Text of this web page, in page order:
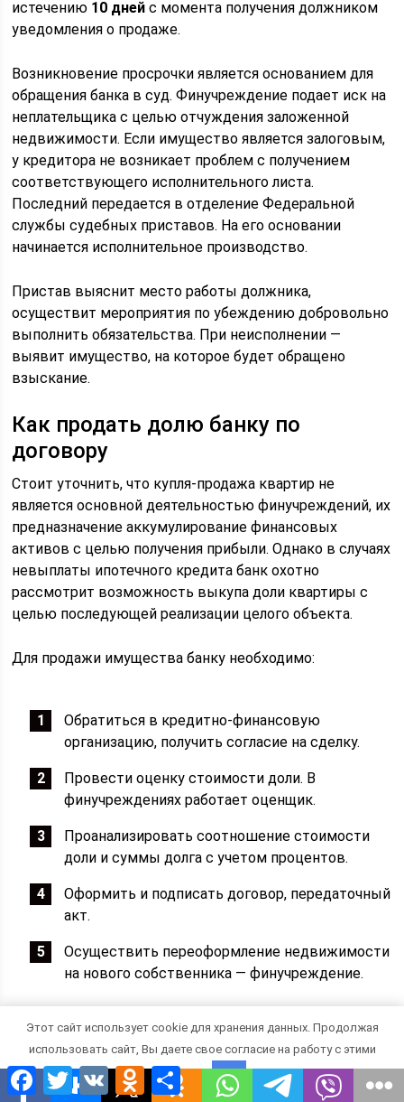
истечению 10 дней с момента получения должником
уведомления о продаже.
Возникновение просрочки является основанием для
обращения банка в суд. Финучреждение подает иск на
неплательщика с целью отчуждения заложенной
недвижимости. Если имущество является залоговым,
у кредитора не возникает проблем с получением
соответствующего исполнительного листа.
Последний передается в отделение Федеральной
службы судебных приставов. На его основании
начинается исполнительное производство.
Пристав выяснит место работы должника,
осуществит мероприятия по убеждению добровольно
выполнить обязательства. При неисполнении —
выявит имущество, на которое будет обращено
взыскание.
Как продать долю банку по
договору
Стоит уточнить, что купля-продажа квартир не
является основной деятельностью финучреждений, их
предназначение аккумулирование финансовых
активов с целью получения прибыли. Однако в случаях
невыплаты ипотечного кредита банк охотно
рассмотрит возможность выкупа доли квартиры с
целью последующей реализации целого объекта.
Для продажи имущества банку необходимо:
Обратиться в кредитно-финансовую
организацию, получить согласие на сделку.
Провести оценку стоимости доли. В
финучреждениях работает оценщик.
Проанализировать соотношение стоимости
доли и суммы долга с учетом процентов.
Оформить и подписать договор, передаточный
акт.
Осуществить переоформление недвижимости
на нового собственника — финучреждение.
Читать еще: Можно ли вывести деньги с игры
миллионер
Facebook
TwitterVK Odnoklassniki
Отправить
Этот сайт использует cookie для хранения данных. Продолжая
использовать сайт, Вы даете свое согласие на работу с этими
файлами.
OK